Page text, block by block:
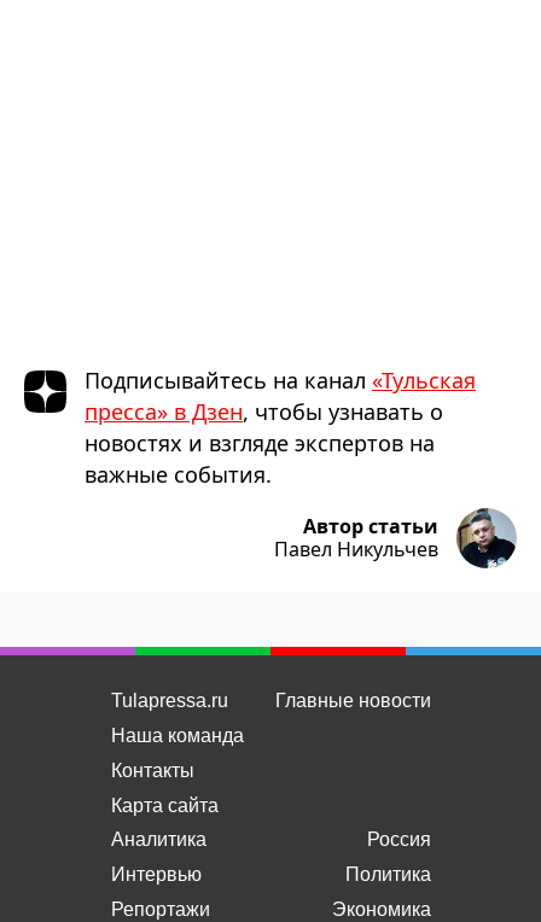
Подписывайтесь на канал «Тульская
пресса» в Дзен, чтобы узнавать о
новостях и взгляде экспертов на
важные события.
Автор статьи
Павел Никульчев
Tulapressa.ru
Наша команда
Контакты
Карта сайта
Главные новости
Аналитика
Интервью
Репортажи
Россия
Политика
Экономика